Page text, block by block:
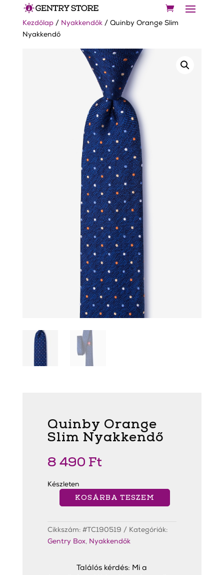
Kezdőlap/ Nyakkendők/ Quinby Orange Slim
Nyakkendő
Quinby Orange
Slim Nyakkendő
8 490 Ft
Készleten
Orange
mennyiség
KOSÁRBA TESZEM
Cikkszám: #TC190519
Kategóriák:
Gentry Box, Nyakkendők
Találós kérdés: Mi a